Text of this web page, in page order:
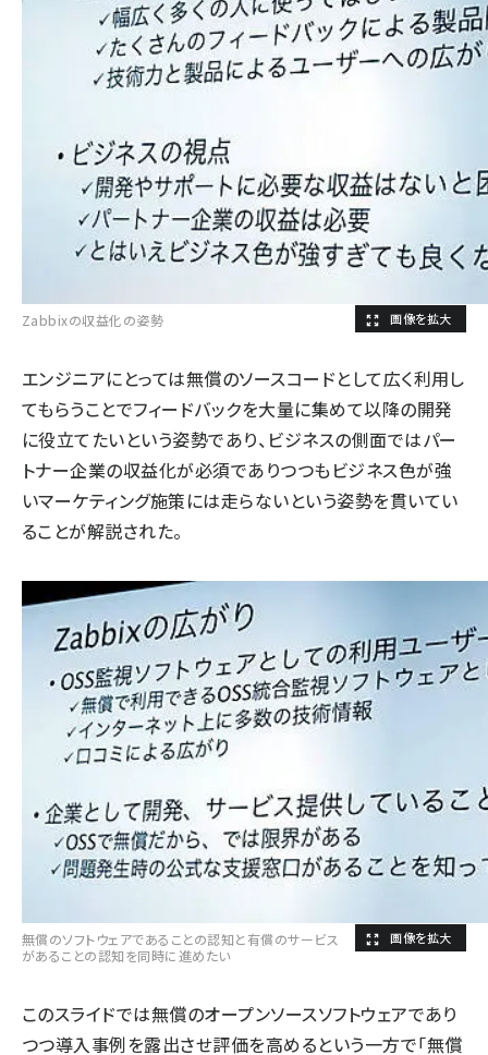
Zabbixの収益化の姿勢
エンジニアにとっては無償のソースコードとして広く利用し
てもらうことでフィードバックを大量に集めて以降の開発
に役立てたいという姿勢であり、ビジネスの側面ではパー
トナー企業の収益化が必須でありつつもビジネス色が強
いマーケティング施策には走らないという姿勢を貫いてい
ることが解説された。
無償のソフトウェアであることの認知と有償のサービス
があることの認知を同時に進めたい
このスライドでは無償のオープンソースソフトウェアであり
つつ導入事例を露出させ評価を高めるという一方で「無償